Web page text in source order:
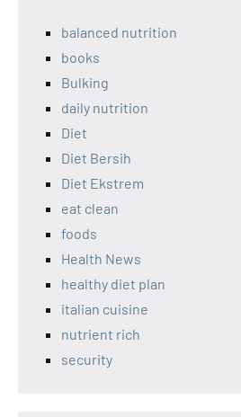
balanced nutrition
books
Bulking
daily nutrition
Diet
Diet Bersih
Diet Ekstrem
eat clean
foods
Health News
healthy diet plan
italian cuisine
nutrient rich
security